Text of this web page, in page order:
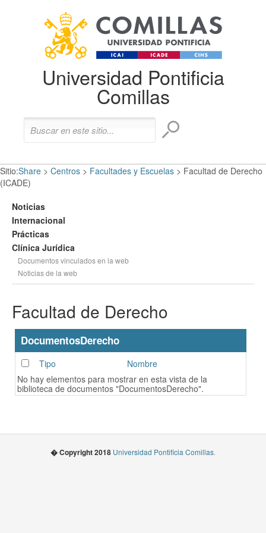
Universidad Pontificia
Comillas
Sitio:Share > Centros > Facultades y Escuelas > Facultad de Derecho
(ICADE)
Noticias
Internacional
Prácticas
Clínica Jurídica
Documentos vinculados en la web
Noticias de la web
Facultad de Derecho
DocumentosDerecho
Tipo
Nombre
No hay elementos para mostrar en esta vista de la
biblioteca de documentos "DocumentosDerecho".
� Copyright 2018 Universidad Pontificia Comillas.